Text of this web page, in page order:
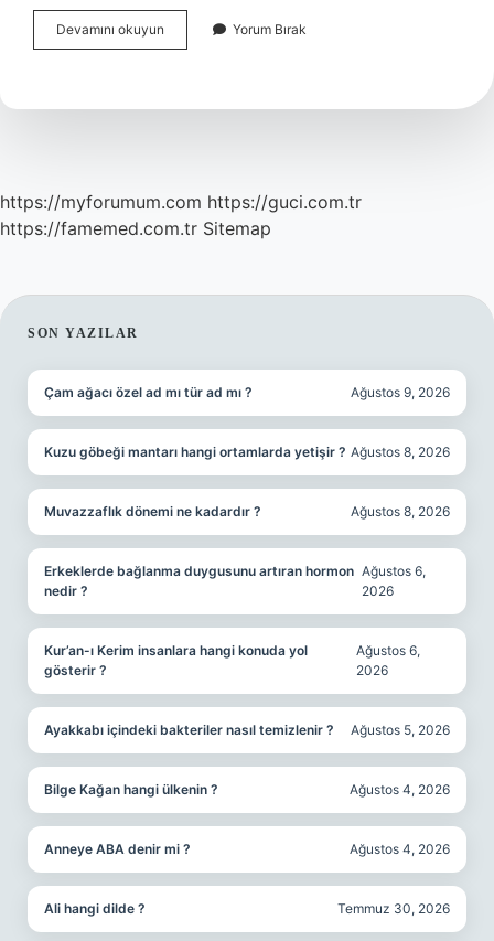
Devamını okuyun Çukurcanın
Nüfusu
Yorum Bırak
https://myforumum.com https://guci.com.tr
https://famemed.com.tr Sitemap
SIDEBAR
SON YAZILAR
Çam ağacı özel ad mı tür ad mı ? Ağustos 9, 2026
Kuzu göbeği mantarı hangi ortamlarda yetişir ? Ağustos 8, 2026
Muvazzaflık dönemi ne kadardır ? Ağustos 8, 2026
Erkeklerde bağlanma duygusunu artıran hormon
nedir ?
Ağustos 6,
2026
Kur’an-ı Kerim insanlara hangi konuda yol
gösterir ?
Ağustos 6,
2026
Ayakkabı içindeki bakteriler nasıl temizlenir ? Ağustos 5, 2026
Bilge Kağan hangi ülkenin ? Ağustos 4, 2026
Anneye ABA denir mi ? Ağustos 4, 2026
Ali hangi dilde ? Temmuz 30, 2026